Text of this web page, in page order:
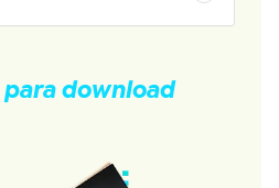
para download